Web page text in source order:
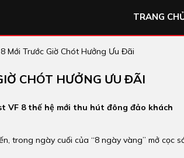
TRANG
Mới Trước Giờ Chót Hưởng Ưu Đãi
CHÓT HƯỞNG ƯU ĐÃI
VF 8 thế hệ mới thu hút đông đảo khách
trong ngày cuối của “8 ngày vàng” mở cọc